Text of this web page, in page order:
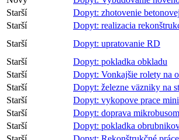
Nový
Dopyt: Kompletna
Nový
Dopyt: Vybudovanie nového
Dopyt: zhotovenie
Starší
Dopyt: realizacia
Starší
Dopyt: upratovanie RD
Starší
Dopyt: pokladka obkladu
Starší
Dopyt: Vonkajšie rolety na
Starší
Dopyt: železne väzniky na
Starší
Dopyt: vykopove prace
Starší
Dopyt: doprava mikrobusom